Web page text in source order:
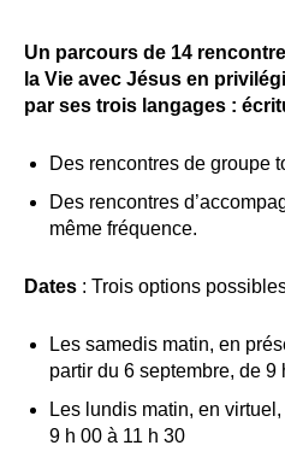
Un parcours de 14
la Vie avec Jésus en
par ses trois langages :
Des rencontres de groupe
Des rencontres
même fréquence.
Dates : Trois options
Les samedis matin, en
partir du 6 septembre, de 9
Les lundis matin, en
9 h 00 à 11 h 30